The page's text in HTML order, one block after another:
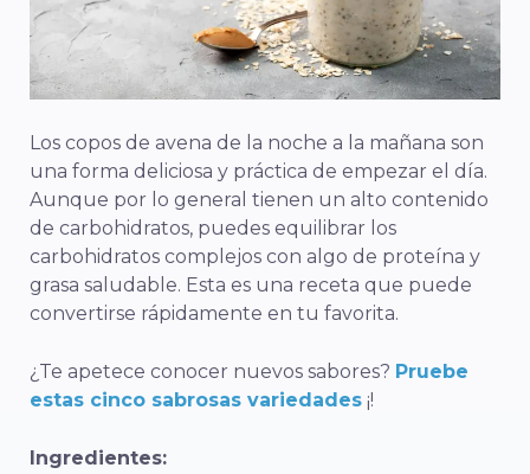
Los copos de avena de la noche a la mañana son
una forma deliciosa y práctica de empezar el día.
Aunque por lo general tienen un alto contenido
de carbohidratos, puedes equilibrar los
carbohidratos complejos con algo de proteína y
grasa saludable. Esta es una receta que puede
convertirse rápidamente en tu favorita.
¿Te apetece conocer nuevos sabores? Pruebe
estas cinco sabrosas variedades ¡!
Ingredientes: